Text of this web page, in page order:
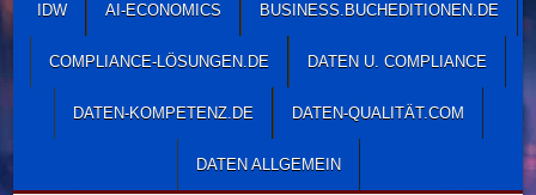
IDW AI-ECONOMICS BUSINESS.BUCHEDITIONEN.DE
COMPLIANCE-LÖSUNGEN.DE DATEN U. COMPLIANCE
DATEN-KOMPETENZ.DE DATEN-QUALITÄT.COM
DATEN ALLGEMEIN